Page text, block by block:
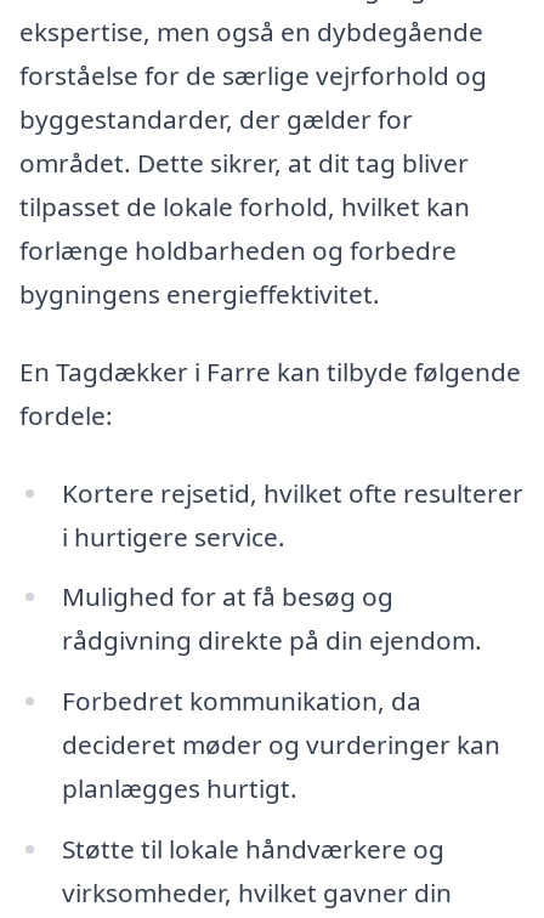
ekspertise, men også en dybdegående
forståelse for de særlige vejrforhold og
byggestandarder, der gælder for
området. Dette sikrer, at dit tag bliver
tilpasset de lokale forhold, hvilket kan
forlænge holdbarheden og forbedre
bygningens energieffektivitet.
En Tagdækker i Farre kan tilbyde følgende
fordele:
Kortere rejsetid, hvilket ofte resulterer
i hurtigere service.
Mulighed for at få besøg og
rådgivning direkte på din ejendom.
Forbedret kommunikation, da
decideret møder og vurderinger kan
planlægges hurtigt.
Støtte til lokale håndværkere og
virksomheder, hvilket gavner din